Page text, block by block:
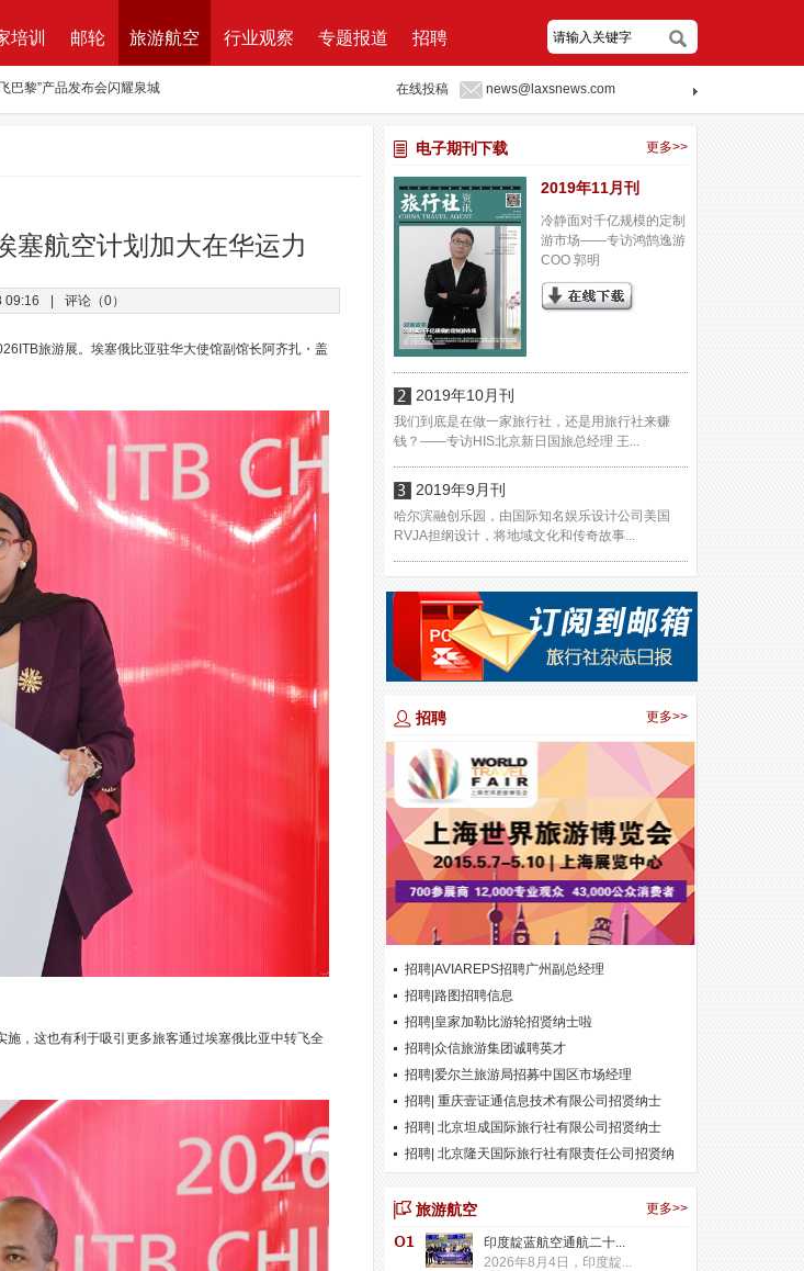
培训 邮轮 旅游航空 行业观察 专题报道 招聘
标说明
地资源一站式直采平台
黎”产品发布会闪耀泉城
在线投稿 news@laxsnews.com
塞航空计划加大在华运力
09:16 评论（0）
旅游展。埃塞俄比亚驻华大使馆副馆长阿齐扎・盖
，这也有利于吸引更多旅客通过埃塞俄比亚中转飞全
更多>>
电子期刊下载
2019年11月刊
冷静面对千亿规模的定制
游市场——专访鸿鹄逸游
COO 郭明
2019年10月刊
我们到底是在做一家旅行社，还是用旅行社来赚
钱？——专访HIS北京新日国旅总经理 王...
2019年9月刊
哈尔滨融创乐园，由国际知名娱乐设计公司美国
RVJA担纲设计，将地域文化和传奇故事...
更多>>
招聘
招聘|AVIAREPS招聘广州副总经理
招聘|路图招聘信息
招聘|皇家加勒比游轮招贤纳士啦
招聘|众信旅游集团诚聘英才
招聘|爱尔兰旅游局招募中国区市场经理
招聘| 重庆壹证通信息技术有限公司招贤纳士
招聘| 北京坦成国际旅行社有限公司招贤纳士
招聘| 北京隆天国际旅行社有限责任公司招贤纳
更多>>
旅游航空
印度靛蓝航空通航二十...
2026年8月4日，印度靛...